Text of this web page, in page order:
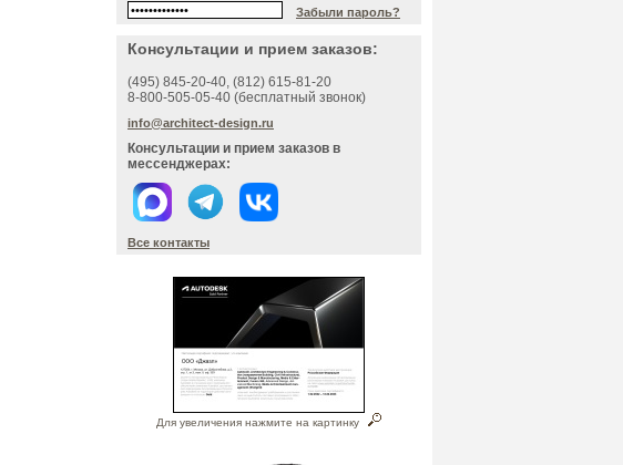
Забыли пароль?
Консультации и прием заказов:
(495) 845-20-40, (812) 615-81-20
8-800-505-05-40 (бесплатный звонок)
info@architect-design.ru
Консультации и прием заказов в
мессенджерах:
Все контакты
Для увеличения нажмите на картинку